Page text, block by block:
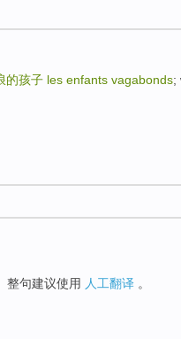
的孩子 les enfants vagabonds;
整句建议使用 人工翻译 。